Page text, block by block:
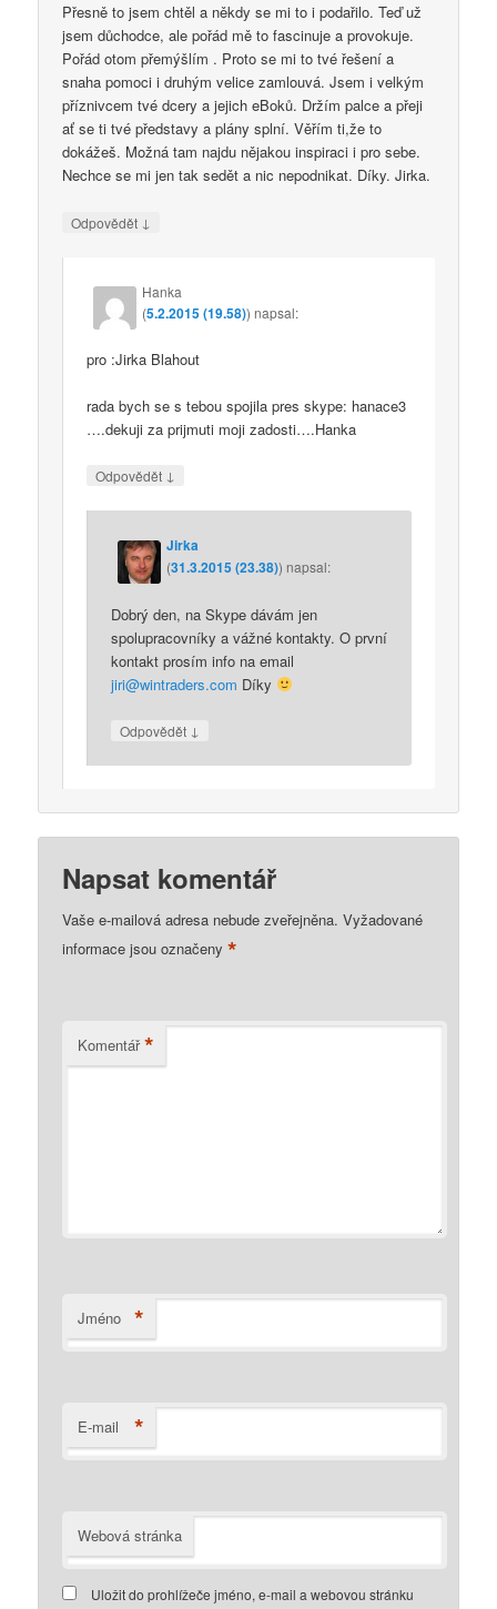
Přesně to jsem chtěl a někdy se mi to i podařilo. Teď už
jsem důchodce, ale pořád mě to fascinuje a provokuje.
Pořád otom přemýšlím . Proto se mi to tvé řešení a
snaha pomoci i druhým velice zamlouvá. Jsem i velkým
příznivcem tvé dcery a jejich eBoků. Držím palce a přeji
ať se ti tvé představy a plány splní. Věřím ti,že to
dokážeš. Možná tam najdu nějakou inspiraci i pro sebe.
Nechce se mi jen tak sedět a nic nepodnikat. Díky. Jirka.
Odpovědět ↓
Hanka
(5.2.2015 (19.58))napsal:
pro :Jirka Blahout
rada bych se s tebou spojila pres skype: hanace3
….dekuji za prijmuti moji zadosti….Hanka
Odpovědět ↓
Jirka
(31.3.2015 (23.38)) napsal:
Dobrý den, na Skype dávám jen
spolupracovníky a vážné kontakty. O první
kontakt prosím info na email
jiri@wintraders.com Díky
Odpovědět ↓
Napsat komentář
Vaše e-mailová adresa nebude zveřejněna. Vyžadované
informace jsou označeny*
Komentář *
Jméno *
E-mail *
Webová stránka
Uložit do prohlížeče jméno, e-mail a webovou stránku